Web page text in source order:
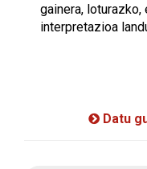
gainera,
interpretazioa
Datu